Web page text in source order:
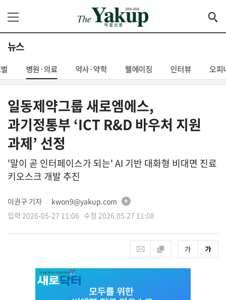
뉴스
병원·의료 약사·약학 웰에이징 인터뷰 오피
일동제약그룹 새로엠에스,
과기정통부 ‘ICT R&D 바우처 지원
과제’ 선정
'말이 곧 인터페이스가 되는' AI 기반 대화형 비대면 진료
키오스크 개발 추진
이권구 기자
kwon9@yakup.com
입력 2026-05-27 11:06 수정 2026.05.27 11:08